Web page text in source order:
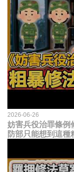
2026-06-26
妨害兵役治罪條例
防部只能想到這種